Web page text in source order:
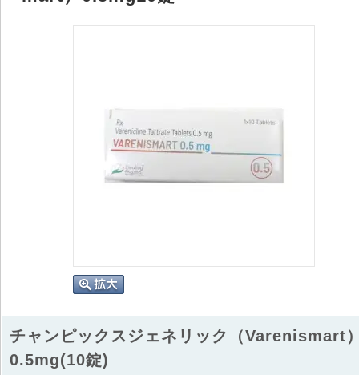
チャンピックスジェネリック（Varenismart
0.5mg(10錠)